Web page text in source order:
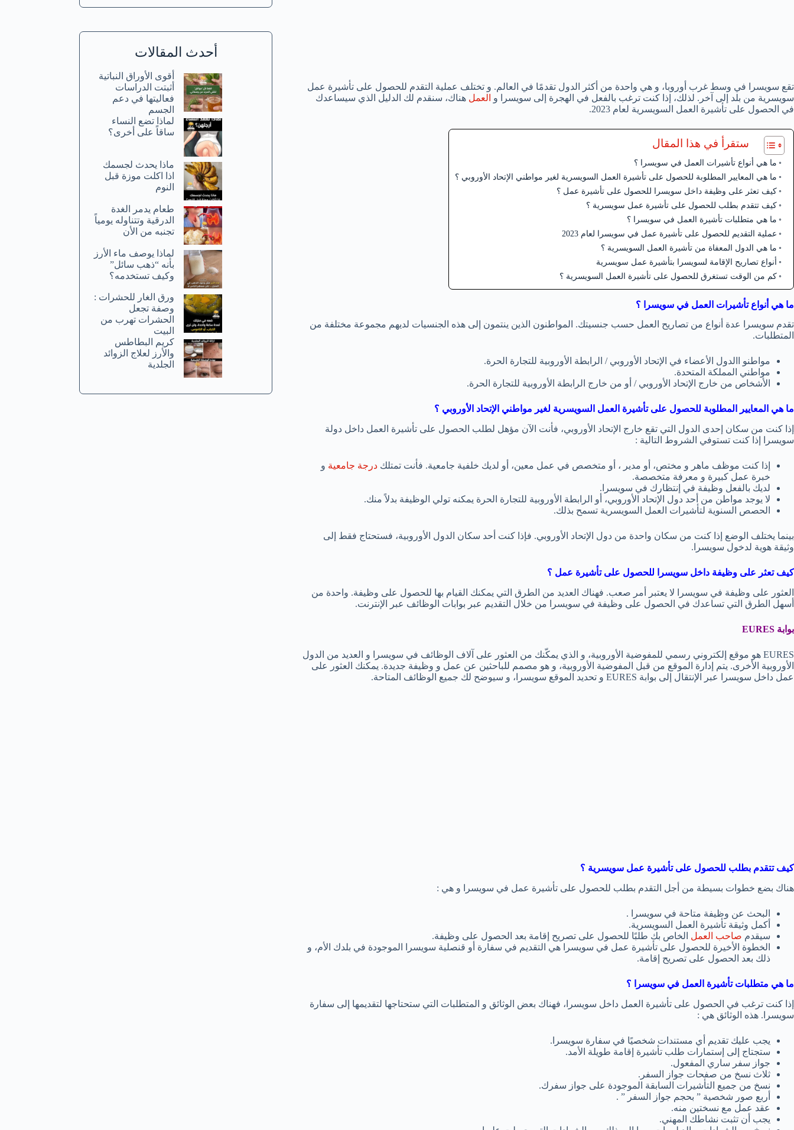
تقع سويسرا في وسط غرب أوروبا، و هي واحدة من أكثر الدول تقدمًا في العالم. و تختلف عملية التقدم للحصول على تأشيرة عمل
سويسرية من بلد إلى آخر. لذلك، إذا كنت ترغب بالفعل في الهجرة إلى سويسرا و العمل هناك، سنقدم لك الدليل الذي سيساعدك
في الحصول على تأشيرة العمل السويسرية لعام 2023.
ستقرأ في هذا المقال
ما هي أنواع تأشيرات العمل في سويسرا ؟
ما هي المعايير المطلوبة للحصول على تأشيرة العمل السويسرية لغير مواطني الإتحاد الأوروبي ؟
كيف تعثر على وظيفة داخل سويسرا للحصول على تأشيرة عمل ؟
كيف تتقدم بطلب للحصول على تأشيرة عمل سويسرية ؟
ما هي متطلبات تأشيرة العمل في سويسرا ؟
عملية التقديم للحصول على تأشيرة عمل في سويسرا لعام 2023
ما هي الدول المعفاة من تأشيرة العمل السويسرية ؟
أنواع تصاريح الإقامة لسويسرا بتأشيرة عمل سويسرية
كم من الوقت تستغرق للحصول على تأشيرة العمل السويسرية ؟
ما هي أنواع تأشيرات العمل في سويسرا ؟
تقدم سويسرا عدة أنواع من تصاريح العمل حسب جنسيتك. المواطنون الذين ينتمون إلى هذه الجنسيات لديهم مجموعة مختلفة من
المتطلبات.
مواطنو االدول الأعضاء في الإتحاد الأوروبي / الرابطة الأوروبية للتجارة الحرة.
مواطني المملكة المتحدة.
الأشخاص من خارج الإتحاد الأوروبي / أو من خارج الرابطة الأوروبية للتجارة الحرة.
ما هي المعايير المطلوبة للحصول على تأشيرة العمل السويسرية لغير مواطني الإتحاد الأوروبي ؟
إذا كنت من سكان إحدى الدول التي تقع خارج الإتحاد الأوروبي، فأنت الآن مؤهل لطلب الحصول على تأشيرة العمل داخل دولة
سويسرا إذا كنت تستوفي الشروط التالية :
إذا كنت موظف ماهر و مختص، أو مدير ، أو متخصص في عمل معين، أو لديك خلفية جامعية. فأنت تمتلك درجة جامعية و
خبرة عمل كبيرة و معرفة متخصصة.
لديك بالفعل وظيفة في إنتظارك في سويسرا.
لا يوجد مواطن من أحد دول الإتحاد الأوروبي، أو الرابطة الأوروبية للتجارة الحرة يمكنه تولي الوظيفة بدلاً منك.
الحصص السنوية لتأشيرات العمل السويسرية تسمح بذلك.
بينما يختلف الوضع إذا كنت من سكان واحدة من دول الإتحاد الأوروبي. فإذا كنت أحد سكان الدول الأوروبية، فستحتاج فقط إلى
وثيقة هوية لدخول سويسرا.
كيف تعثر على وظيفة داخل سويسرا للحصول على تأشيرة عمل ؟
العثور على وظيفة في سويسرا لا يعتبر أمر صعب. فهناك العديد من الطرق التي يمكنك القيام بها للحصول على وظيفة. واحدة من
أسهل الطرق التي تساعدك في الحصول على وظيفة في سويسرا من خلال التقديم عبر بوابات الوظائف عبر الإنترنت.
بوابة EURES
EURES هو موقع إلكتروني رسمي للمفوضية الأوروبية، و الذي يمكّنك من العثور على آلاف الوظائف في سويسرا و العديد من الدول
الأوروبية الأخرى. يتم إدارة الموقع من قبل المفوضية الأوروبية، و هو مصمم للباحثين عن عمل و وظيفة جديدة. يمكنك العثور على
عمل داخل سويسرا عبر الإنتقال إلى بوابة EURES و تحديد الموقع سويسرا، و سيوضح لك جميع الوظائف المتاحة.
كيف تتقدم بطلب للحصول على تأشيرة عمل سويسرية ؟
هناك بضع خطوات بسيطة من أجل التقدم بطلب للحصول على تأشيرة عمل في سويسرا و هي :
البحث عن وظيفة متاحة في سويسرا .
أكمل وثيقة تأشيرة العمل السويسرية.
سيقدم صاحب العمل الخاص بك طلبًا للحصول على تصريح إقامة بعد الحصول على وظيفة.
الخطوة الأخيرة للحصول على تأشيرة عمل في سويسرا هي التقديم في سفارة أو قنصلية سويسرا الموجودة في بلدك الأم، و
ذلك بعد الحصول على تصريح إقامة.
ما هي متطلبات تأشيرة العمل في سويسرا ؟
إذا كنت ترغب في الحصول على تأشيرة العمل داخل سويسرا، فهناك بعض الوثائق و المتطلبات التي ستحتاجها لتقديمها إلى سفارة
سويسرا. هذه الوثائق هي :
يجب عليك تقديم أي مستندات شخصيًا في سفارة سويسرا.
ستجتاج إلى إستمارات طلب تأشيرة إقامة طويلة الأمد.
جواز سفر ساري المفعول.
ثلاث نسخ من صفحات جواز السفر.
نسخ من جميع التأشيرات السابقة الموجودة على جواز سفرك.
أربع صور شخصية ” بحجم جواز السفر ” .
عقد عمل مع نسختين منه.
يجب أن تثبت نشاطك المهني.
أحدث المقالات
أقوى الأوراق النباتية
أثبتت الدراسات
فعاليتها في دعم
الجسم
لماذا تضع النساء
ساقاً على أخرى؟
ماذا يحدث لجسمك
اذا اكلت موزة قبل
النوم
طعام يدمر الغدة
الدرقية وتتناوله يومياً
تجنبه من الأن
لماذا يوصف ماء الأرز
بأنه “ذهب سائل”
وكيف تستخدمه؟
ورق الغار للحشرات :
وصفة تجعل
الحشرات تهرب من
البيت
كريم البطاطس
والأرز لعلاج الزوائد
الجلدية